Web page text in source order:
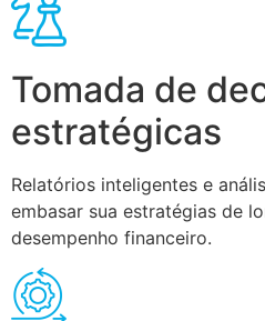
Tomada de
estratégicas
Relatórios inteligentes e
embasar sua estratégias de
desempenho financeiro.